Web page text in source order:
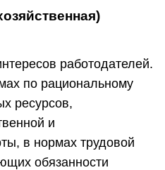
работодателей.
по рациональному
ресурсов,
и
в нормах трудовой
обязанности